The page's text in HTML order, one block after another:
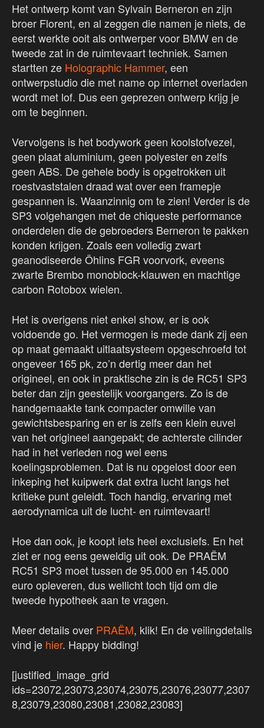
Het ontwerp komt van Sylvain Berneron en zijn
broer Florent, en al zeggen die namen je niets, de
eerst werkte ooit als ontwerper voor BMW en de
tweede zat in de ruimtevaart techniek. Samen
startten ze Holographic Hammer, een
ontwerpstudio die met name op internet overladen
wordt met lof. Dus een geprezen ontwerp krijg je
om te beginnen.
Vervolgens is het bodywork geen koolstofvezel,
geen plaat aluminium, geen polyester en zelfs
geen ABS. De gehele body is opgetrokken uit
roestvaststalen draad wat over een framepje
gespannen is. Waanzinnig om te zien! Verder is de
SP3 volgehangen met de chiqueste performance
onderdelen die de gebroeders Berneron te pakken
konden krijgen. Zoals een volledig zwart
geanodiseerde Öhlins FGR voorvork, eveens
zwarte Brembo monoblock-klauwen en machtige
carbon Rotobox wielen.
Het is overigens niet enkel show, er is ook
voldoende go. Het vermogen is mede dank zij een
op maat gemaakt uitlaatsysteem opgeschroefd tot
ongeveer 165 pk, zo’n dertig meer dan het
origineel, en ook in praktische zin is de RC51 SP3
beter dan zijn geestelijk voorgangers. Zo is de
handgemaakte tank compacter omwille van
gewichtsbesparing en er is zelfs een klein euvel
van het origineel aangepakt; de achterste cilinder
had in het verleden nog wel eens
koelingsproblemen. Dat is nu opgelost door een
inkeping het kuipwerk dat extra lucht langs het
kritieke punt geleidt. Toch handig, ervaring met
aerodynamica uit de lucht- en ruimtevaart!
Hoe dan ook, je koopt iets heel exclusiefs. En het
ziet er nog eens geweldig uit ook. De PRAËM
RC51 SP3 moet tussen de 95.000 en 145.000
euro opleveren, dus wellicht toch tijd om die
tweede hypotheek aan te vragen.
Meer details over PRAËM, klik! En de veilingdetails
vind je hier. Happy bidding!
[justified_image_grid
ids=23072,23073,23074,23075,23076,23077,2307
8,23079,23080,23081,23082,23083]